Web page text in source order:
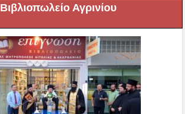
Βιβλιοπωλείο Αγρινίου